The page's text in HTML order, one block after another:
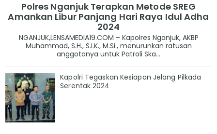
Polres Nganjuk Terapkan Metode SREG
Amankan Libur Panjang Hari Raya Idul Adha
2024
NGANJUK,LENSAMEDIA19.COM – Kapolres Nganjuk, AKBP
Muhammad, S.H., S.I.K., M.Si., menurunkan ratusan
anggotanya untuk Patroli Ska...
Kapolri Tegaskan Kesiapan Jelang Pilkada
Serentak 2024